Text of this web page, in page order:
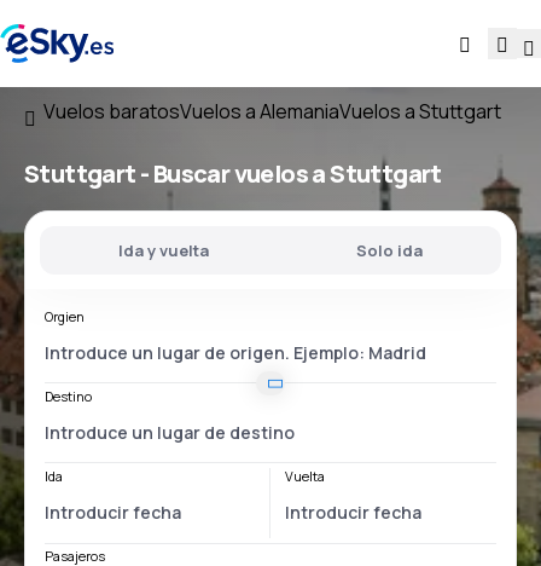
Vuelos baratosVuelos a AlemaniaVuelos a Stuttgart
Stuttgart - Buscar vuelos a Stuttgart
Ida y vuelta Solo ida
Orgien
Destino
Ida Vuelta
Pasajeros